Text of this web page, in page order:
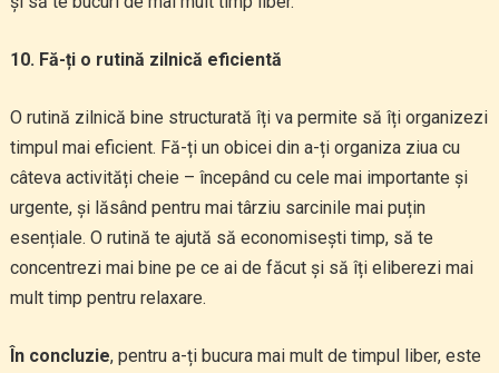
10. Fă-ți o rutină zilnică eficientă
O rutină zilnică bine structurată îți va permite să îți organizezi
timpul mai eficient. Fă-ți un obicei din a-ți organiza ziua cu
câteva activități cheie – începând cu cele mai importante și
urgente, și lăsând pentru mai târziu sarcinile mai puțin
esențiale. O rutină te ajută să economisești timp, să te
concentrezi mai bine pe ce ai de făcut și să îți eliberezi mai
mult timp pentru relaxare.
În concluzie, pentru a-ți bucura mai mult de timpul liber, este